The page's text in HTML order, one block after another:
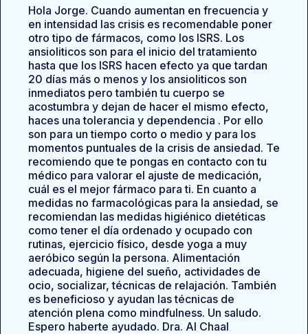
Hola Jorge. Cuando aumentan en frecuencia y
en intensidad las crisis es recomendable poner
otro tipo de fármacos, como los ISRS. Los
ansioliticos son para el inicio del tratamiento
hasta que los ISRS hacen efecto ya que tardan
20 días más o menos y los ansioliticos son
inmediatos pero también tu cuerpo se
acostumbra y dejan de hacer el mismo efecto,
haces una tolerancia y dependencia . Por ello
son para un tiempo corto o medio y para los
momentos puntuales de la crisis de ansiedad. Te
recomiendo que te pongas en contacto con tu
médico para valorar el ajuste de medicación,
cuál es el mejor fármaco para ti. En cuanto a
medidas no farmacológicas para la ansiedad, se
recomiendan las medidas higiénico dietéticas
como tener el día ordenado y ocupado con
rutinas, ejercicio físico, desde yoga a muy
aeróbico según la persona. Alimentación
adecuada, higiene del sueño, actividades de
ocio, socializar, técnicas de relajación. También
es beneficioso y ayudan las técnicas de
atención plena como mindfulness. Un saludo.
Espero haberte ayudado. Dra. Al Chaal